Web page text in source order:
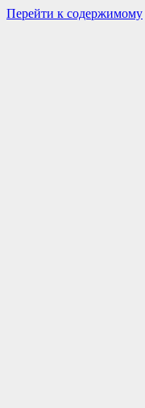
Перейти к содержимому